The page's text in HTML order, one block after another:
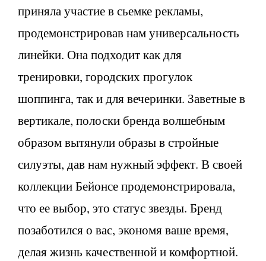
приняла участие в сьемке рекламы,
продемонстрировав нам универсальность
линейки. Она подходит как для
тренировки, городских прогулок
шоппинга, так и для вечеринки. Заветные в
вертикале, полоски бренда волшебным
образом вытянули образы в стройные
силуэты, дав нам нужный эффект. В своей
коллекции Бейонсе продемонстрировала,
что ее выбор, это статус звезды. Бренд
позаботился о вас, экономя ваше время,
делая жизнь качественной и комфортной.